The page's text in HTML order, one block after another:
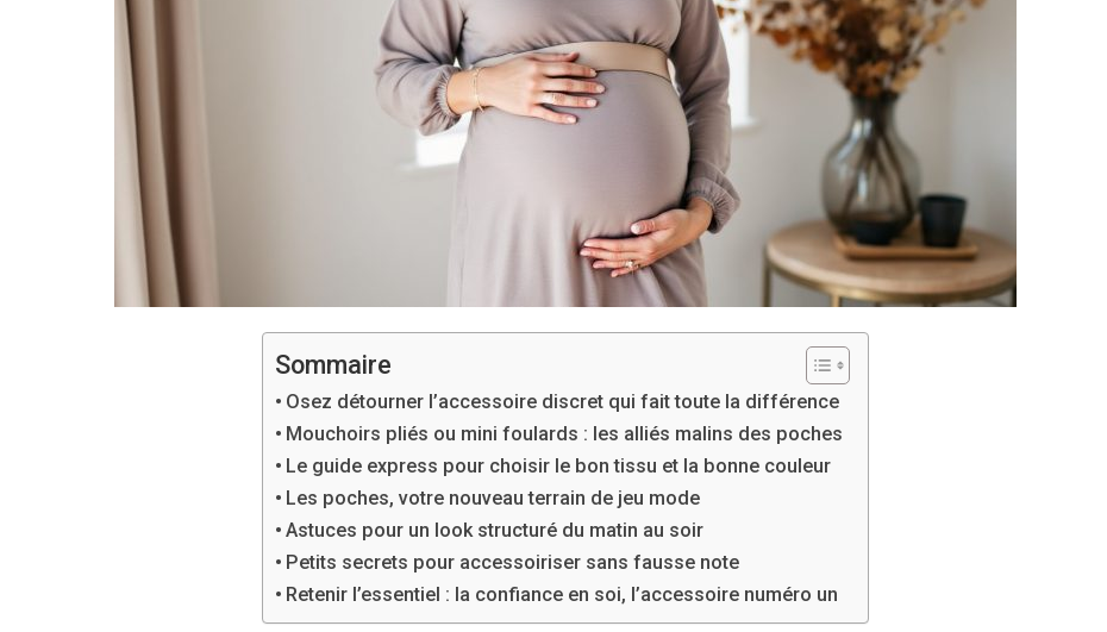
Sommaire
Osez détourner l’accessoire discret qui fait toute la différence
Mouchoirs pliés ou mini foulards : les alliés malins des poches
Le guide express pour choisir le bon tissu et la bonne couleur
Les poches, votre nouveau terrain de jeu mode
Astuces pour un look structuré du matin au soir
Petits secrets pour accessoiriser sans fausse note
Retenir l’essentiel : la confiance en soi, l’accessoire numéro un